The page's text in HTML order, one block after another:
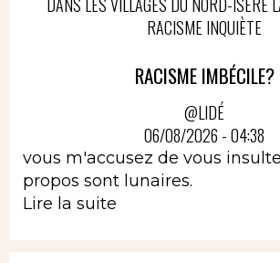
RACISME INQUIÈTE
RACISME IMBÉCILE?
@LIDÉ
06/08/2026 - 04:38
vous m'accusez de vous
propos sont lunaires.
Lire la suite